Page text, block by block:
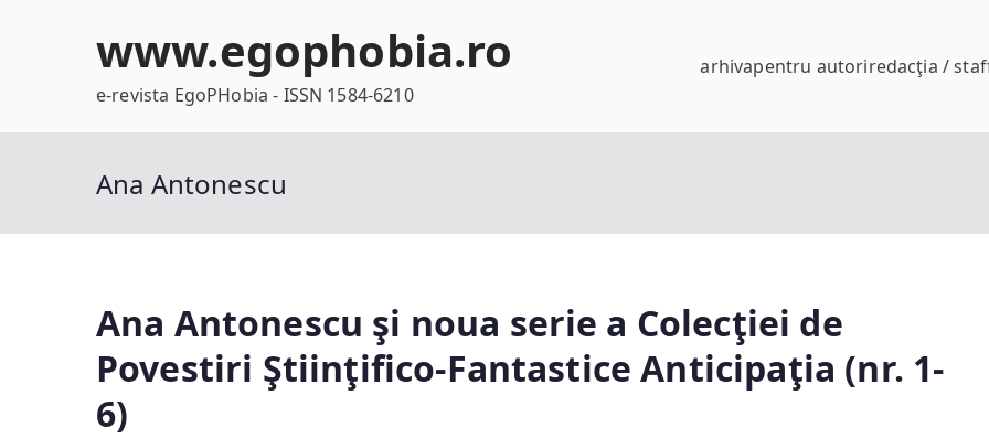
www.egophobia.ro
e-revista EgoPHobia - ISSN 1584-6210
arhivapentru autoriredacţia /
Ana Antonescu
Ana Antonescu şi noua serie a Colecţiei de
Povestiri Ştiinţifico-Fantastice Anticipaţia (nr. 1-
6)